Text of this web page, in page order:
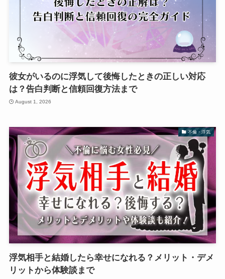
彼女がいるのに浮気して後悔したときの正しい対応
は？告白判断と信頼回復方法まで
August 1, 2026
不倫・浮気
浮気相手と結婚したら幸せになれる？メリット・デメ
リットから体験談まで